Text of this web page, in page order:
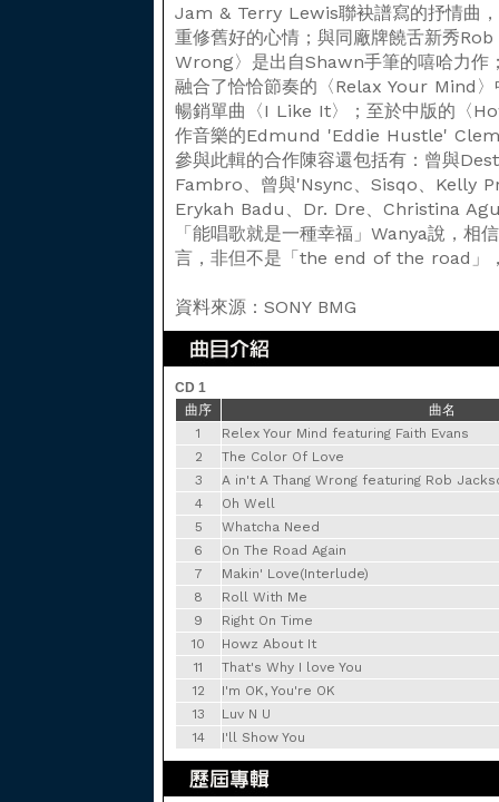
Jam & Terry Lewis聯袂譜寫的抒情曲
重修舊好的心情；與同廠牌饒舌新秀
Wrong〉是出自Shawn手筆的嘻哈力作
融合了恰恰節奏的〈Relax Your Mind
暢銷單曲〈I Like It〉；至於中版的〈
作音樂的Edmund 'Eddie Hustle'
參與此輯的合作陳容還包括有：曾與
Fambro、曾與'Nsync、Sisqo、Kelly
Erykah Badu、Dr. Dre、Christina
「能唱歌就是一種幸福」Wanya說，
言，非但不是「the end of the road」
資料來源：SONY BMG
CD 1
曲序
曲名
1
Relex Your Mind featuring Faith Evans
2
The Color Of Love
3
A in't A Thang Wrong featuring Rob
4
Oh Well
5
Whatcha Need
6
On The Road Again
7
Makin' Love(Interlude)
8
Roll With Me
9
Right On Time
10
Howz About It
11
That's Why I love You
12
I'm OK, You're OK
13
Luv N U
14
I'll Show You